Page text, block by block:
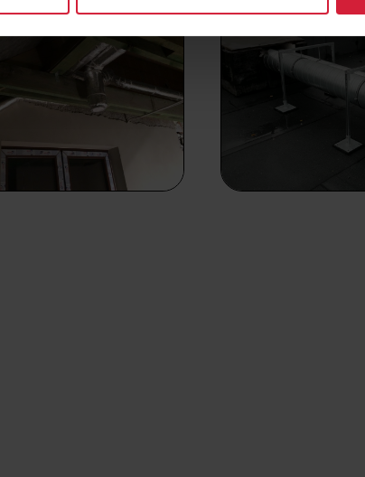
uzasadnionego interesu naszych partnerów.
informujemy w polityce prywatności
. W polityce
z przetwarzaniem twoich danych osobowych.